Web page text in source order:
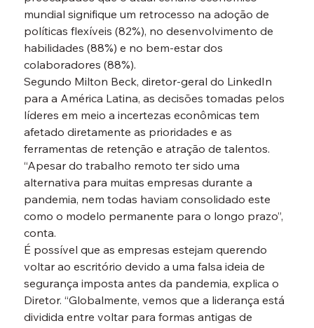
mundial signifique um retrocesso na adoção de
políticas flexíveis (82%), no desenvolvimento de
habilidades (88%) e no bem-estar dos
colaboradores (88%).
Segundo Milton Beck, diretor-geral do LinkedIn
para a América Latina, as decisões tomadas pelos
líderes em meio a incertezas econômicas tem
afetado diretamente as prioridades e as
ferramentas de retenção e atração de talentos.
“Apesar do trabalho remoto ter sido uma
alternativa para muitas empresas durante a
pandemia, nem todas haviam consolidado este
como o modelo permanente para o longo prazo”,
conta.
É possível que as empresas estejam querendo
voltar ao escritório devido a uma falsa ideia de
segurança imposta antes da pandemia, explica o
Diretor. “Globalmente, vemos que a liderança está
dividida entre voltar para formas antigas de